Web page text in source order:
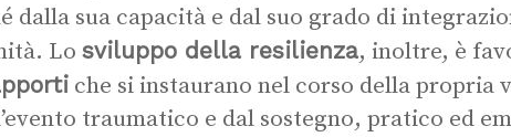
dalla sua capacità e dal suo grado di
Lo sviluppo della resilienza, inoltre, è
che si instaurano nel corso della propria
traumatico e dal sostegno, pratico ed